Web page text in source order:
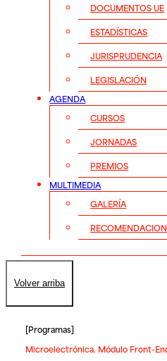
DOCUMENTOS UE
ESTADÍSTICAS
JURISPRUDENCIA
LEGISLACIÓN
AGENDA
CURSOS
JORNADAS
PREMIOS
MULTIMEDIA
GALERÍA
Volver arriba
[Programas]
Microelectrónica. Módulo Front-